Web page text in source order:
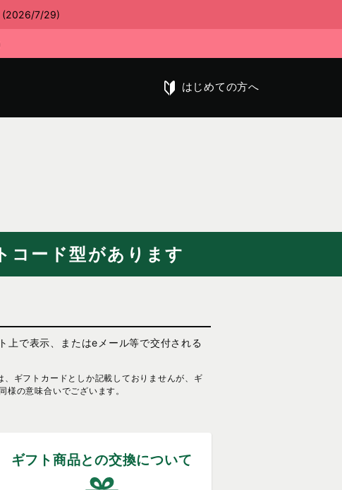
(2026/7/29)
はじめての方へ
コード型があります
上で表示、またはeメール等で交付される
ギフトカードとしか記載しておりませんが、ギ
様の意味合いでございます。
ギフト商品との交換について